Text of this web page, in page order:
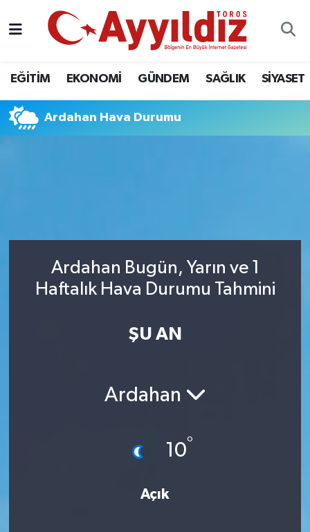
EĞİTİM EKONOMİ GÜNDEM SAĞLIK SİYASET
Ardahan Hava Durumu
Ardahan Bugün, Yarın ve 1
Haftalık Hava Durumu Tahmini
ŞU AN
Ardahan
10°
Açık